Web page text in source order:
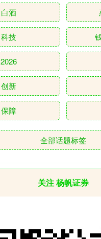
白酒
科技
2026
创新
保障
全部话题标签
关注 杨帆证券